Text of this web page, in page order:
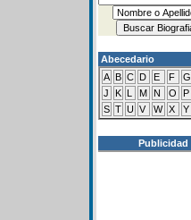
Abecedario
A B C D E F G
J
K L M N O P
S T U V W X Y
Publicidad